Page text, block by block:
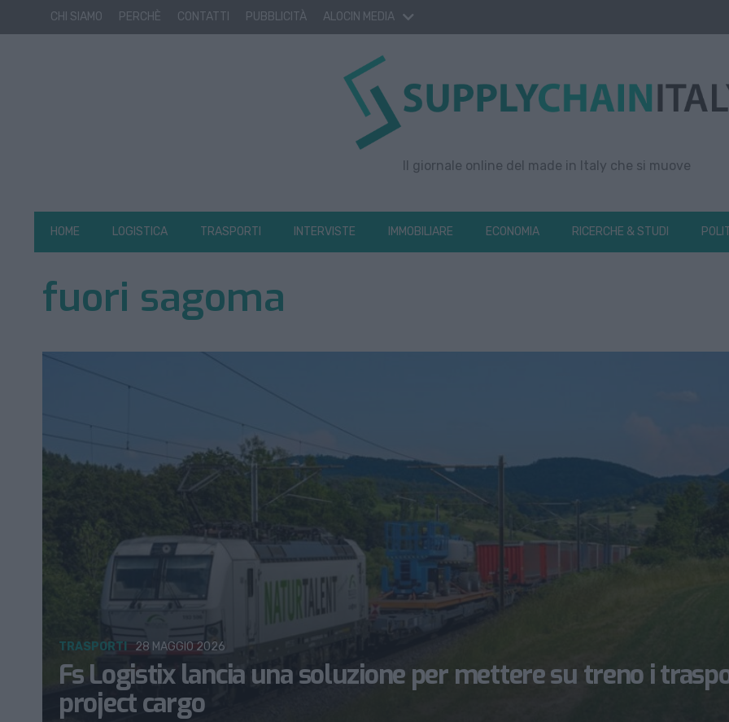
CHI SIAMO PERCHÈ CONTATTI PUBBLICITÀ ALOCIN MEDIA
Il giornale online del made in Italy che si muove
HOME LOGISTICA TRASPORTI INTERVISTE IMMOBILIARE ECONOMIA RICERCHE & STUDI
fuori sagoma
Fs Logistix lancia una soluzione per mettere su treno i
project cargo
TRASPORTI 28 MAGGIO 2026